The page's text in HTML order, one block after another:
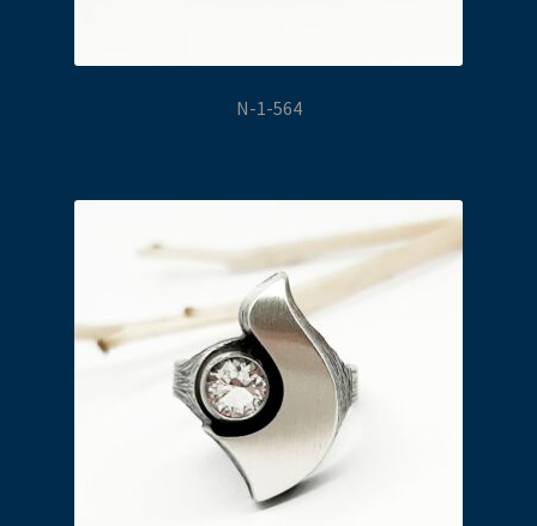
N-1-564